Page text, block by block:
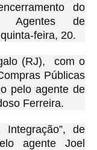
do
Agentes de
feira, 20.
(RJ), com o
Públicas
pelo agente de
Ferreira.
de
agente Joel